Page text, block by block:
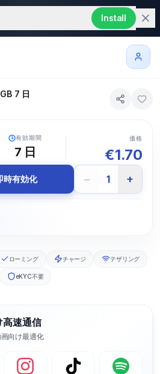
Install
7 日
有効期間
7 日
価格
€1.70
時有効化 − 1 +
ローミング チャージ テザリング
eKYC不要
高速通信
向け最適化